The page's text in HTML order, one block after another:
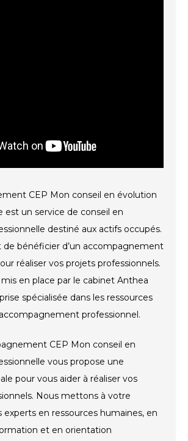
CEP Mon conseil en évolution
est un service de conseil en
destiné aux actifs occupés.
de bénéficier d’un accompagnement
réaliser vos projets professionnels.
en place par le cabinet Anthea
spécialisée dans les ressources
professionnel.
CEP Mon conseil en
vous propose une
pour vous aider à réaliser vos
Nous mettons à votre
experts en ressources humaines, en
et en orientation